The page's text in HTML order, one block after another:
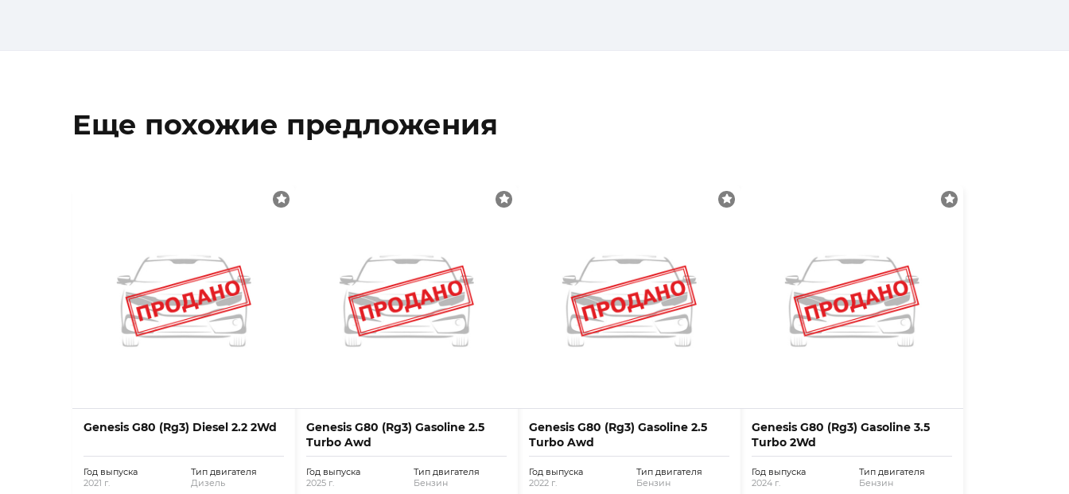
Еще похожие предложения
Genesis G80 (Rg3) Diesel 2.2 2Wd
Год выпуска
2021 г.
Тип двигателя
Дизель
Genesis G80 (Rg3) Gasoline 2.5
Turbo Awd
Год выпуска
2025 г.
Тип двигателя
Бензин
Genesis G80 (Rg3) Gasoline 2.5
Turbo Awd
Год выпуска
2022 г.
Тип двигателя
Бензин
Genesis G80 (Rg3) Gasoline 3.5
Turbo 2Wd
Год выпуска
2024 г.
Тип двигателя
Бензин